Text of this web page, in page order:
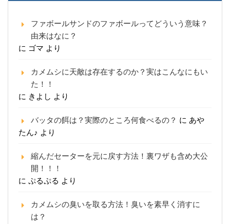
ファボールサンドのファボールってどういう意味？
由来はなに？
に ゴマ より
カメムシに天敵は存在するのか？実はこんなにもい
た！！
に きよし より
バッタの餌は？実際のところ何食べるの？ に あや
たん♪ より
縮んだセーターを元に戻す方法！裏ワザも含め大公
開！！！
に ぷるぷる より
カメムシの臭いを取る方法！臭いを素早く消すに
は？